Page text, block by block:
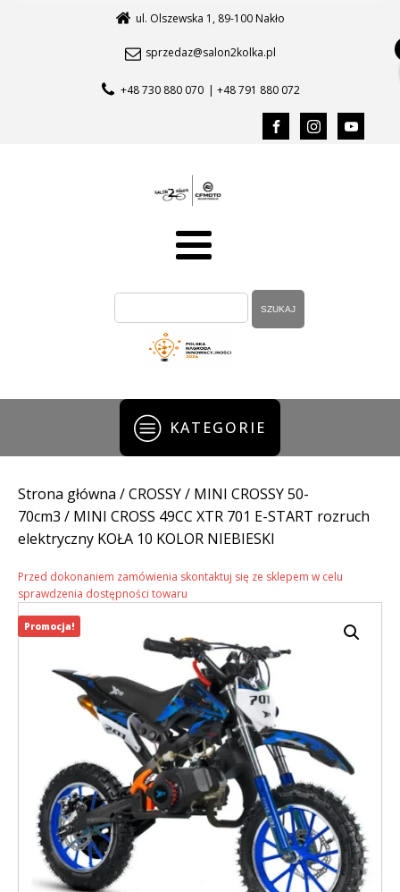
ul. Olszewska 1, 89-100 Nakło
sprzedaz@salon2kolka.pl
+48 730 880 070 | +48 791 880 072
KATEGORIE
Strona główna /CROSSY/ MINI CROSSY 50-
70cm3 / MINI CROSS 49CC XTR 701 E-START rozruch
elektryczny KOŁA 10 KOLOR NIEBIESKI
Przed dokonaniem zamówienia skontaktuj się ze sklepem w celu
sprawdzenia dostępności towaru
Promocja!